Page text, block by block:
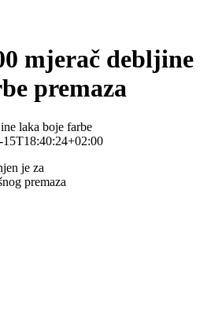
mjerač debljine
premaza
laka boje farbe
15T18:40:24+02:00
je za
premaza